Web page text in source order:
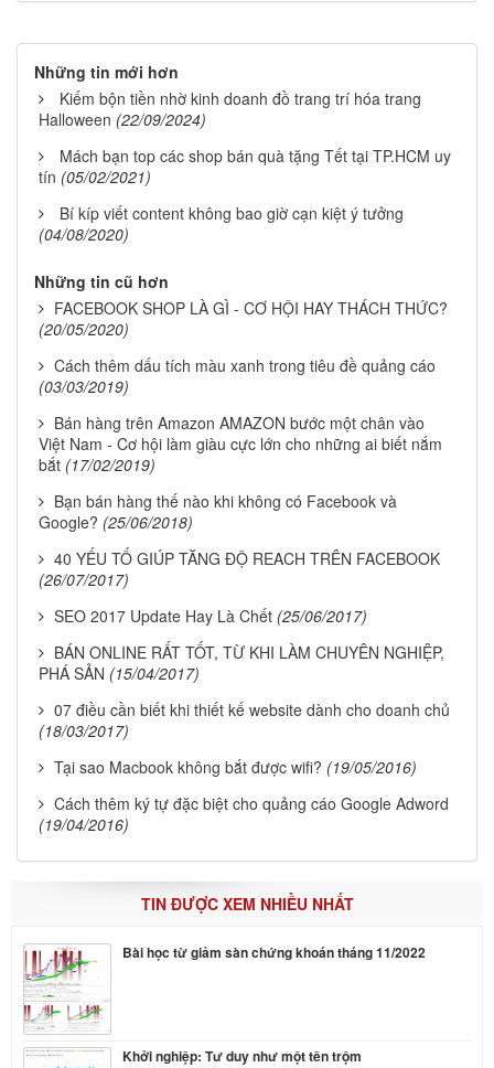
Những tin mới hơn
Kiếm bộn tiền nhờ kinh doanh đồ trang trí hóa trang
Halloween (22/09/2024)
Mách bạn top các shop bán quà tặng Tết tại TP.HCM uy
tín (05/02/2021)
Bí kíp viết content không bao giờ cạn kiệt ý tưởng
(04/08/2020)
Những tin cũ hơn
FACEBOOK SHOP LÀ GÌ - CƠ HỘI HAY THÁCH THỨC?
(20/05/2020)
Cách thêm dấu tích màu xanh trong tiêu đề quảng cáo
(03/03/2019)
Bán hàng trên Amazon AMAZON bước một chân vào
Việt Nam - Cơ hội làm giàu cực lớn cho những ai biết nắm
bắt (17/02/2019)
Bạn bán hàng thế nào khi không có Facebook và
Google? (25/06/2018)
40 YẾU TỐ GIÚP TĂNG ĐỘ REACH TRÊN FACEBOOK
(26/07/2017)
SEO 2017 Update Hay Là Chết (25/06/2017)
BÁN ONLINE RẤT TỐT, TỪ KHI LÀM CHUYÊN NGHIỆP,
PHÁ SẢN (15/04/2017)
07 điều cần biết khi thiết kế website dành cho doanh chủ
(18/03/2017)
Tại sao Macbook không bắt được wifi? (19/05/2016)
Cách thêm ký tự đặc biệt cho quảng cáo Google Adword
(19/04/2016)
TIN ĐƯỢC XEM NHIỀU NHẤT
Bài học từ giảm sàn chứng khoán tháng 11/2022
Khởi nghiệp: Tư duy như một tên trộm